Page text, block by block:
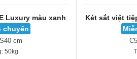
Luxury màu xanh
chuyển
cm
50kg
Két sắt việt